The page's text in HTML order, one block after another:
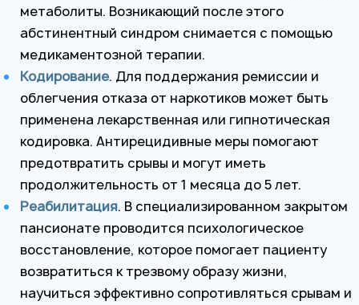
метаболиты. Возникающий после этого
абстинентный синдром снимается с помощью
медикаментозной терапии.
Кодирование. Для поддержания ремиссии и
облегчения отказа от наркотиков может быть
применена лекарственная или гипнотическая
кодировка. Антирецидивные меры помогают
предотвратить срывы и могут иметь
продолжительность от 1 месяца до 5 лет.
Реабилитация. В специализированном закрытом
пансионате проводится психологическое
восстановление, которое помогает пациенту
возвратиться к трезвому образу жизни,
научиться эффективно сопротивляться срывам и